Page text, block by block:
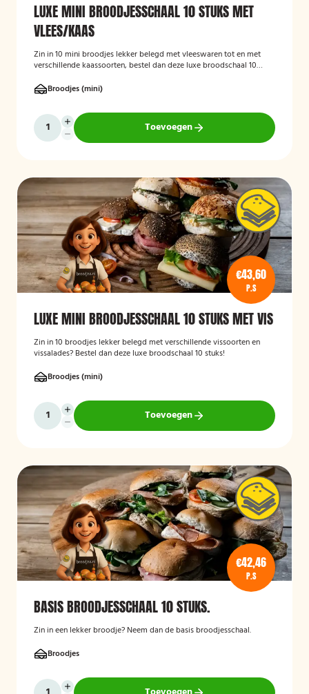
LUXE MINI BROODJESSCHAAL 10 STUKS MET
VLEES/KAAS
Zin in 10 mini broodjes lekker belegd met vleeswaren tot en met
verschillende kaassoorten, bestel dan deze luxe broodschaal 10
Broodjes (mini)
Toevoegen
€43,60
P.S
LUXE MINI BROODJESSCHAAL 10 STUKS MET VIS
Zin in 10 broodjes lekker belegd met verschillende vissoorten en
vissalades? Bestel dan deze luxe broodschaal 10 stuks!
Broodjes (mini)
Toevoegen
€42,46
P.S
BASIS BROODJESSCHAAL 10 STUKS.
Zin in een lekker broodje? Neem dan de basis broodjesschaal.
Broodjes